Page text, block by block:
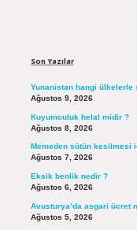
Son Yazılar
Yunanistan hangi ülkelerle
Ağustos 9, 2026
Kuyumculuk helal midir ?
Ağustos 8, 2026
Memeden sütün kesilmesi
Ağustos 7, 2026
Eksik benlik nedir ?
Ağustos 6, 2026
Avusturya’da asgari ücret
Ağustos 5, 2026